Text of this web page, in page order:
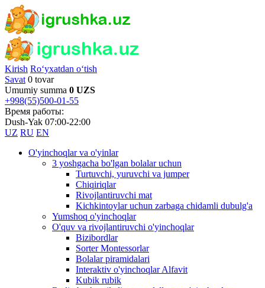
Kirish Ro‘yxatdan o‘tish
Savat 0 tovar
Umumiy summa 0 UZS
+998(55)500-01-55
Время работы:
Dush-Yak 07:00-22:00
UZ RU EN
O'yinchoqlar va o'yinlar
3 yoshgacha bo'lgan bolalar uchun
Turtuvchi, yuruvchi va jumper
Chiqiriqlar
Rivojlantiruvchi mat
Kichkintoylar uchun zarbaga chidamli dubulg'a
Yumshoq o'yinchoqlar
O'quv va rivojlantiruvchi o'yinchoqlar
Bizibordlar
Sorter Montessorlar
Bolalar piramidalari
Interaktiv o'yinchoqlar Alfavit
Kubik rubik